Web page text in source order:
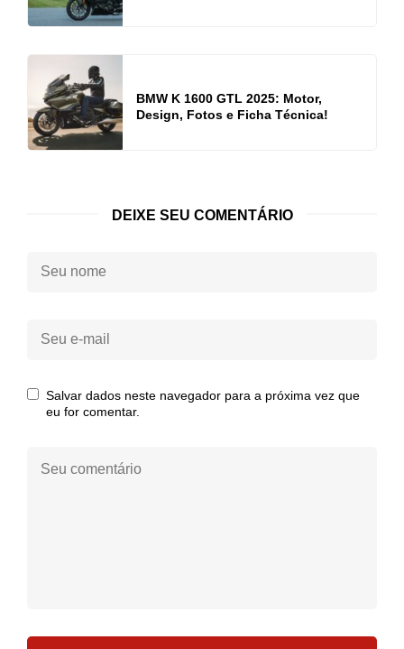
BMW K 1600 GTL 2025: Motor,
Design, Fotos e Ficha Técnica!
DEIXE SEU COMENTÁRIO
Seu
nome:
Seu
Salvar dados neste navegador para a próxima vez que
eu for comentar.
comentário: